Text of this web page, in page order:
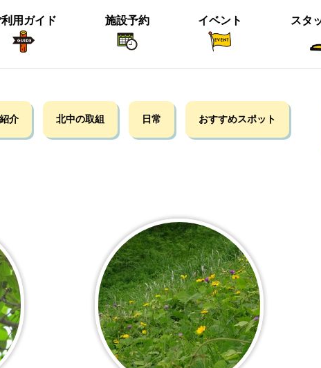
用ガイド 施設予約 イベント スタ
プレイベント
【北中マルシェ2026】出店者募集のお知
5月30日(土)開催☆ホタル観察会
植物紹介 イベント関係 おすす
＜動画＞ニホンシカ親子
2026.07.12
沢の森のツワブキ
2025.11.30
り
【北中の夏と初秋 2023】ご応募写真
の紹介
2023.10.06
＜動画＞ハシビロガモぐるぐる
2026.01.25
ツイッター始めました！
2023.03.01
介 北中の取組 日常 おすすめスポット